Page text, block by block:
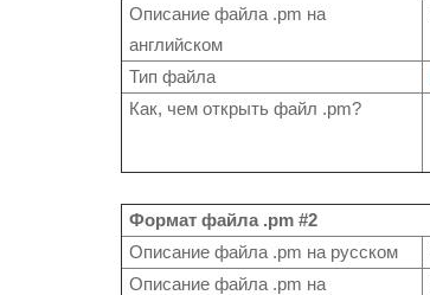
Описание файла .pm на
английском
Тип файла
Как, чем открыть файл .pm?
Формат файла .pm #2
Описание файла .pm на русском
Описание файла .pm на